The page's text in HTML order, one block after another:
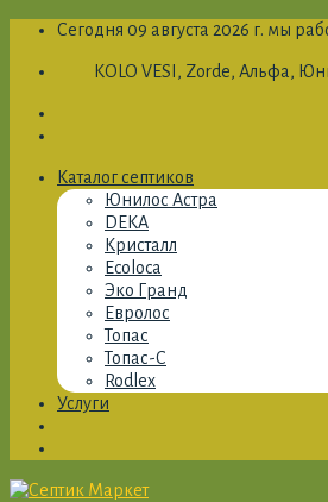
Skip
content
Сегодня 09 августа 2026 г. мы
KOLO VESI, Zorde, Альфа,
Каталог септиков
Юнилос Астра
DEKA
Кристалл
Ecoloca
Эко Гранд
Евролос
Топас
Топас-С
Rodlex
Услуги